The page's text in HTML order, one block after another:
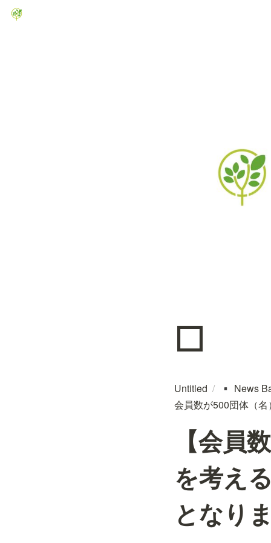
◽
Untitled / ▪️
News
会員数が500団体（
【会員
を考え
となり